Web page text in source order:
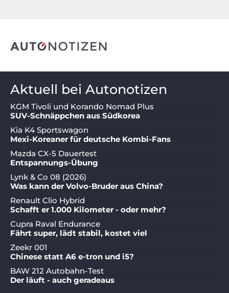
Aktuell bei Autonotizen
KGM Tivoli und Korando Nomad Plus
SUV-Schnäppchen aus Südkorea
Kia K4 Sportswagon
Mexi-Koreaner für deutsche Kombi-Fans
Mazda CX-5 Dauertest
Entspannungs-Übung
Lynk & Co 08 (2026)
Was kann der Volvo-Bruder aus China?
Renault Clio Hybrid
Schafft er 1.000 Kilometer - oder mehr?
Cupra Raval Endurance
Fährt super, lädt stabil, kostet viel
Zeekr 001
Chinese statt A6 e-tron und i5?
BAW 212 Autobahn-Test
Der läuft - auch geradeaus